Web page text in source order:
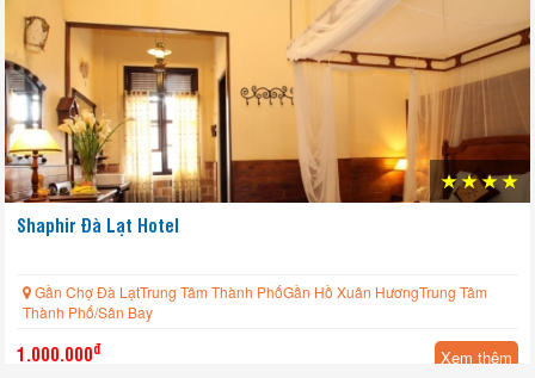
Shaphir Đà Lạt Hotel
Gần Chợ Đà LạtTrung Tâm Thành PhốGần Hồ Xuân HươngTrung Tâm
Thành Phố/Sân Bay
1.000.000đ Xem thêm